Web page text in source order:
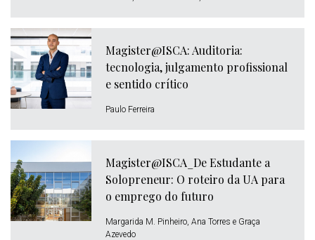
Magister@ISCA: Auditoria:
tecnologia, julgamento profissional
e sentido crítico
Paulo Ferreira
Magister@ISCA_De Estudante a
Solopreneur: O roteiro da UA para
o emprego do futuro
Margarida M. Pinheiro, Ana Torres e Graça
Azevedo